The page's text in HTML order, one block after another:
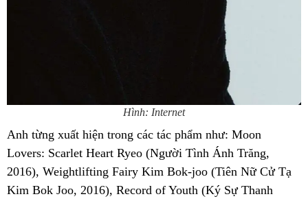
Hình: Internet
Anh từng xuất hiện trong các tác phẩm như: Moon
Lovers: Scarlet Heart Ryeo (Người Tình Ánh Trăng,
2016), Weightlifting Fairy Kim Bok-joo (Tiên Nữ Cử Tạ
Kim Bok Joo, 2016), Record of Youth (Ký Sự Thanh